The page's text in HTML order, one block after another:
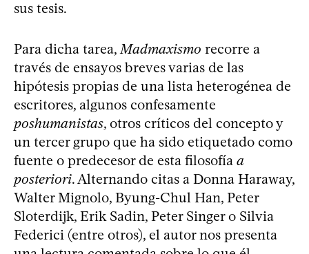
sus tesis.
Para dicha tarea,Madmaxismo recorre a
través de ensayos breves varias de las
hipótesis propias de una lista heterogénea de
escritores, algunos confesamente
poshumanistas, otros críticos del concepto y
un tercer grupo que ha sido etiquetado como
fuente o predecesor de esta filosofía a
posteriori. Alternando citas a Donna Haraway,
Walter Mignolo, Byung-Chul Han, Peter
Sloterdijk, Erik Sadin, Peter Singer o Silvia
Federici (entre otros), el autor nos presenta